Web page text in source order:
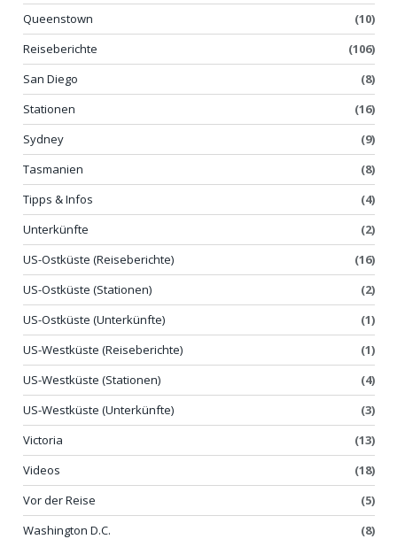
Queenstown
(10)
Reiseberichte
(106)
San Diego
(8)
Stationen
(16)
Sydney
(9)
Tasmanien
(8)
Tipps & Infos
(4)
Unterkünfte
(2)
US-Ostküste (Reiseberichte)
(16)
US-Ostküste (Stationen)
(2)
US-Ostküste (Unterkünfte)
(1)
US-Westküste (Reiseberichte)
(1)
US-Westküste (Stationen)
(4)
US-Westküste (Unterkünfte)
(3)
Victoria
(13)
Videos
(18)
Vor der Reise
(5)
Washington D.C.
(8)